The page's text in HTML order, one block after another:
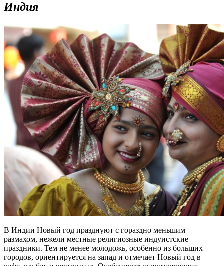
Индия
В Индии Новый год празднуют с гораздно меньшим
размахом, нежели местные религиозные индуистские
праздники. Тем не менее молодожь, особенно из больших
городов, ориентируется на запад и отмечает Новый год в